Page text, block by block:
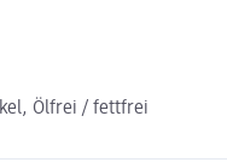
Ölfrei / fettfrei